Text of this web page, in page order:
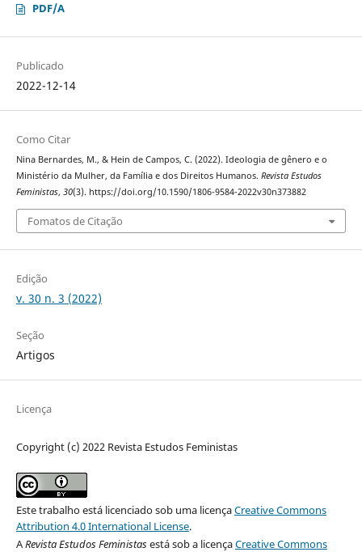
PDF/A
Publicado
2022-12-14
Como Citar
Nina Bernardes, M., & Hein de Campos, C. (2022). Ideologia de gênero e o
Ministério da Mulher, da Família e dos Direitos Humanos. Revista Estudos
Feministas, 30(3). https://doi.org/10.1590/1806-9584-2022v30n373882
Fomatos de Citação
Edição
v. 30 n. 3 (2022)
Seção
Artigos
Licença
Copyright (c) 2022 Revista Estudos Feministas
Este trabalho está licenciado sob uma licençaCreative Commons
Attribution 4.0 International License.
ARevista Estudos Feministasestá sob a licençaCreative Commons